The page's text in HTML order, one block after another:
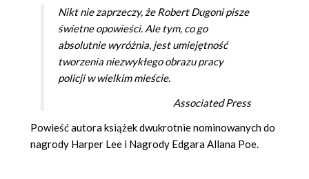
Nikt nie zaprzeczy, że Robert Dugoni pisze
świetne opowieści. Ale tym, co go
absolutnie wyróżnia, jest umiejętność
tworzenia niezwykłego obrazu pracy
policji w wielkim mieście.
Associated Press
Powieść autora książek dwukrotnie nominowanych do
nagrody Harper Lee i Nagrody Edgara Allana Poe.